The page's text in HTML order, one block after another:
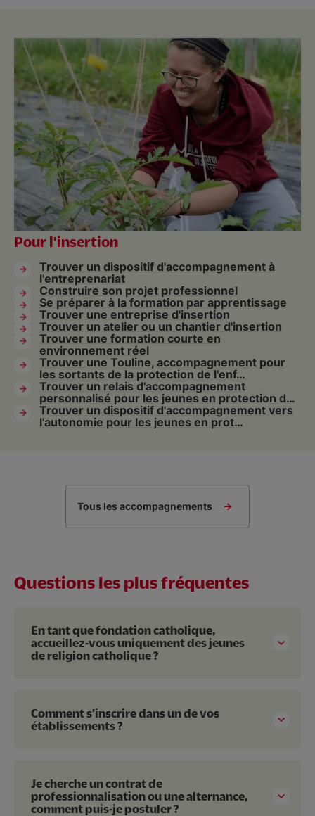
Pour l'insertion
Trouver un dispositif d'accompagnement à
l'entreprenariat
Construire son projet professionnel
Se préparer à la formation par apprentissage
Trouver une entreprise d'insertion
Trouver un atelier ou un chantier d'insertion
Trouver une formation courte en
environnement réel
Trouver une Touline, accompagnement pour
les sortants de la protection de l'enf…
Trouver un relais d'accompagnement
personnalisé pour les jeunes en protection d…
Trouver un dispositif d'accompagnement vers
l'autonomie pour les jeunes en prot…
Tous les accompagnements
Questions les plus fréquentes
En tant que fondation catholique,
accueillez-vous uniquement des jeunes
de religion catholique ?
Comment s’inscrire dans un de vos
établissements ?
Je cherche un contrat de
professionnalisation ou une alternance,
comment puis-je postuler ?